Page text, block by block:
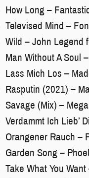
How Long –
Televised Mind –
Wild – John Legend
Man Without A Soul
Lass Mich Los –
Rasputin (2021) –
Savage (Mix) –
Verdammt Ich Lieb’
Orangener Rauch –
Garden Song –
Take What You